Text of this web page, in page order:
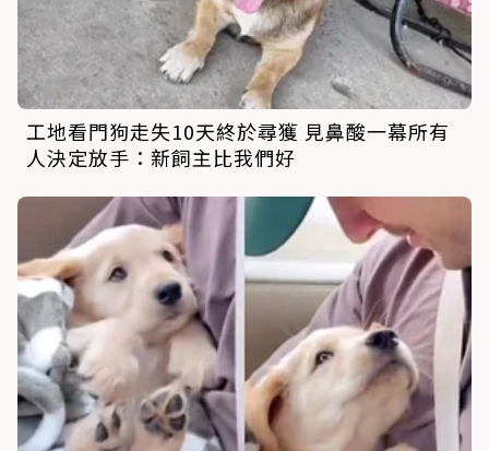
工地看門狗走失10天終於尋獲 見鼻酸一幕所有
人決定放手：新飼主比我們好